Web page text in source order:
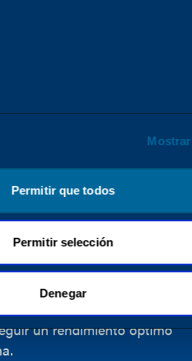
Permitir que todos
Permitir selección
Denegar
DOCUMENTOS Y
hojas de datos, vídeos,
folletos y mucho más
de recursos de Katun.
las herramientas
un rendimiento óptimo